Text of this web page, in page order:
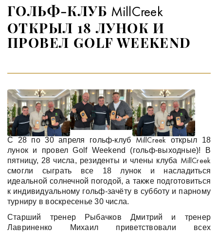
ГОЛЬФ-КЛУБ MillCreek
ОТКРЫЛ 18 ЛУНОК И
ПРОВЕЛ GOLF WEEKEND
С 28 по 30 апреля гольф-клуб MillCreek открыл 18
лунок и провел Golf Weekend (гольф-выходные)! В
пятницу, 28 числа, резиденты и члены клуба MillCreek
смогли сыграть все 18 лунок и насладиться
идеальной солнечной погодой, а также подготовиться
к индивидуальному гольф-зачёту в субботу и парному
турниру в воскресенье 30 числа.
Старший тренер Рыбачков Дмитрий и тренер
Лавриненко Михаил приветствовали всех